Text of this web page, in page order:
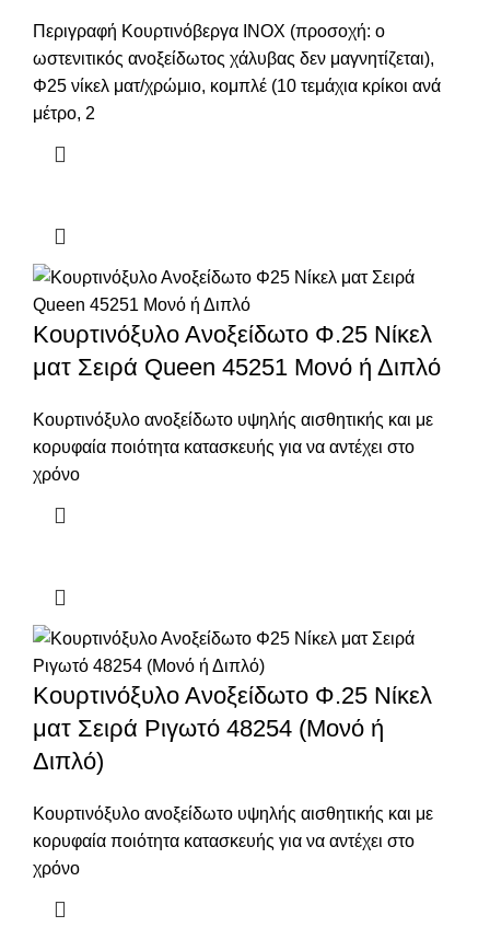
Περιγραφή Κουρτινόβεργα ΙΝΟΧ (προσοχή: ο
ωστενιτικός ανοξείδωτος χάλυβας δεν μαγνητίζεται),
Φ25 νίκελ ματ/χρώμιο, κομπλέ (10 τεμάχια κρίκοι ανά
μέτρο, 2
Κουρτινόξυλο Ανοξείδωτο Φ.25 Νίκελ
ματ Σειρά Queen 45251 Μονό ή Διπλό
Κουρτινόξυλο ανοξείδωτο υψηλής αισθητικής και με
κορυφαία ποιότητα κατασκευής για να αντέχει στο
χρόνο
Κουρτινόξυλο Ανοξείδωτο Φ.25 Νίκελ
ματ Σειρά Ριγωτό 48254 (Μονό ή
Διπλό)
Κουρτινόξυλο ανοξείδωτο υψηλής αισθητικής και με
κορυφαία ποιότητα κατασκευής για να αντέχει στο
χρόνο